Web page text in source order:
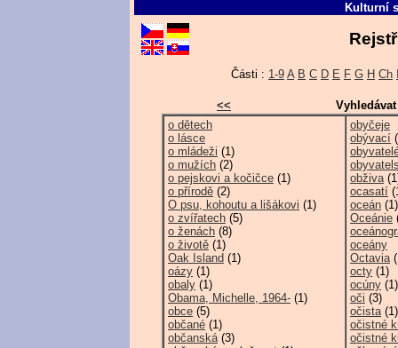
Kulturní
Části : 1-9 A B C D E F G H Ch
<<
o dětech
o lásce
o mládeži (1)
o mužích (2)
o pejskovi a kočičce (1)
o přírodě (2)
O psu, kohoutu a lišákovi (1)
o zvířatech (5)
o ženách (8)
o životě (1)
Oak Island (1)
oázy (1)
obaly (1)
Obama, Michelle, 1964- (1)
obce (5)
občané (1)
občanská(3)
obyčeje
obývací
obživa
ocasatí
oceán (1)
Oceánie
oceány
Octavia
octy (1)
ocúny (1)
oči (3)
očista(1)
očistné
očistné